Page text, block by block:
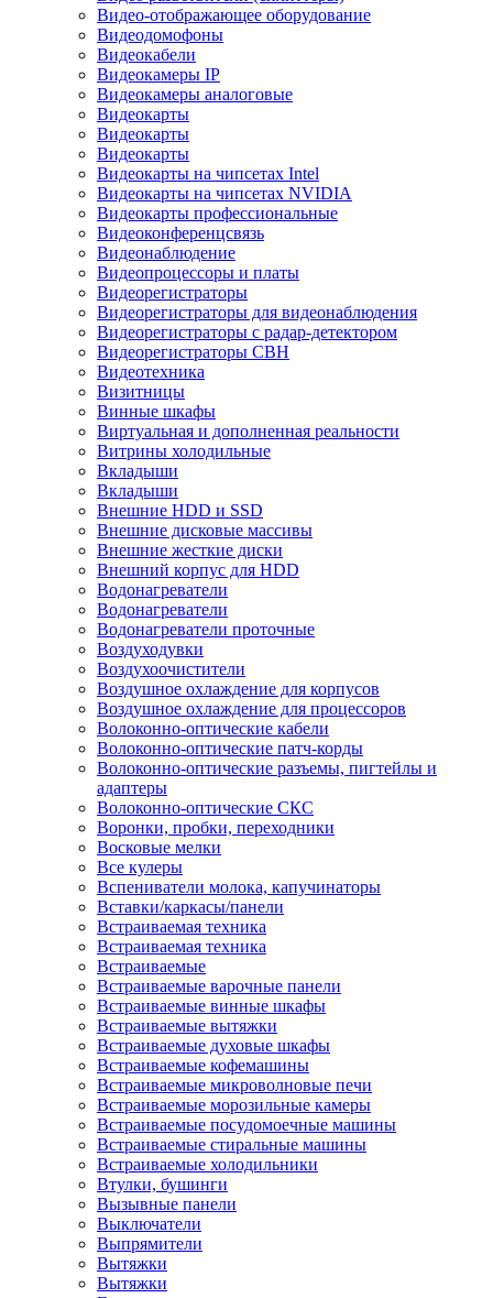
Видео-отображающее оборудование
Видеодомофоны
Видеокабели
Видеокамеры IP
Видеокамеры аналоговые
Видеокарты
Видеокарты
Видеокарты
Видеокарты на чипсетах Intel
Видеокарты на чипсетах NVIDIA
Видеокарты профессиональные
Видеоконференцсвязь
Видеонаблюдение
Видеопроцессоры и платы
Видеорегистраторы
Видеорегистраторы для видеонаблюдения
Видеорегистраторы с радар-детектором
Видеорегистраторы СВН
Видеотехника
Визитницы
Винные шкафы
Виртуальная и дополненная реальности
Витрины холодильные
Вкладыши
Вкладыши
Внешние HDD и SSD
Внешние дисковые массивы
Внешние жесткие диски
Внешний корпус для HDD
Водонагреватели
Водонагреватели
Водонагреватели проточные
Воздуходувки
Воздухоочистители
Воздушное охлаждение для корпусов
Воздушное охлаждение для процессоров
Волоконно-оптические кабели
Волоконно-оптические патч-корды
Волоконно-оптические разъемы, пигтейлы и
адаптеры
Волоконно-оптические СКС
Воронки, пробки, переходники
Восковые мелки
Все кулеры
Вспениватели молока, капучинаторы
Вставки/каркасы/панели
Встраиваемая техника
Встраиваемая техника
Встраиваемые
Встраиваемые варочные панели
Встраиваемые винные шкафы
Встраиваемые вытяжки
Встраиваемые духовые шкафы
Встраиваемые кофемашины
Встраиваемые микроволновые печи
Встраиваемые морозильные камеры
Встраиваемые посудомоечные машины
Встраиваемые стиральные машины
Встраиваемые холодильники
Втулки, бушинги
Вызывные панели
Выключатели
Выпрямители
Вытяжки
Вытяжки